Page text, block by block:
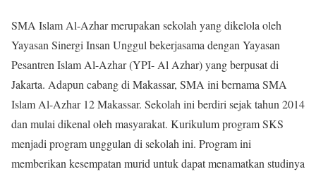
SMA Islam Al-Azhar merupakan sekolah yang dikelola oleh
Yayasan Sinergi Insan Unggul bekerjasama dengan Yayasan
Pesantren Islam Al-Azhar (YPI- Al Azhar) yang berpusat di
Jakarta. Adapun cabang di Makassar, SMA ini bernama SMA
Islam Al-Azhar 12 Makassar. Sekolah ini berdiri sejak tahun 2014
dan mulai dikenal oleh masyarakat. Kurikulum program SKS
menjadi program unggulan di sekolah ini. Program ini
memberikan kesempatan murid untuk dapat menamatkan studinya